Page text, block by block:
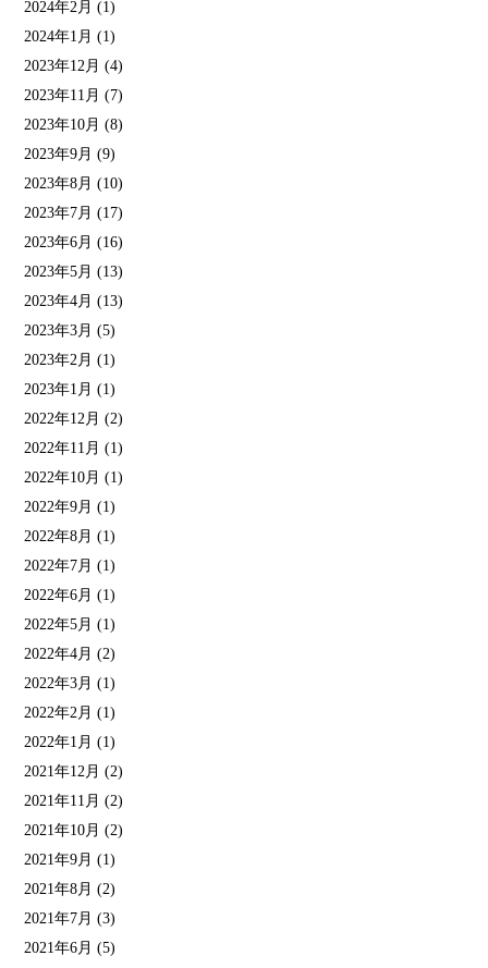
2024年2月 (1)
2024年1月 (1)
2023年12月 (4)
2023年11月 (7)
2023年10月 (8)
2023年9月 (9)
2023年8月 (10)
2023年7月 (17)
2023年6月 (16)
2023年5月 (13)
2023年4月 (13)
2023年3月 (5)
2023年2月 (1)
2023年1月 (1)
2022年12月 (2)
2022年11月 (1)
2022年10月 (1)
2022年9月 (1)
2022年8月 (1)
2022年7月 (1)
2022年6月 (1)
2022年5月 (1)
2022年4月 (2)
2022年3月 (1)
2022年2月 (1)
2022年1月 (1)
2021年12月 (2)
2021年11月 (2)
2021年10月 (2)
2021年9月 (1)
2021年8月 (2)
2021年7月 (3)
2021年6月 (5)